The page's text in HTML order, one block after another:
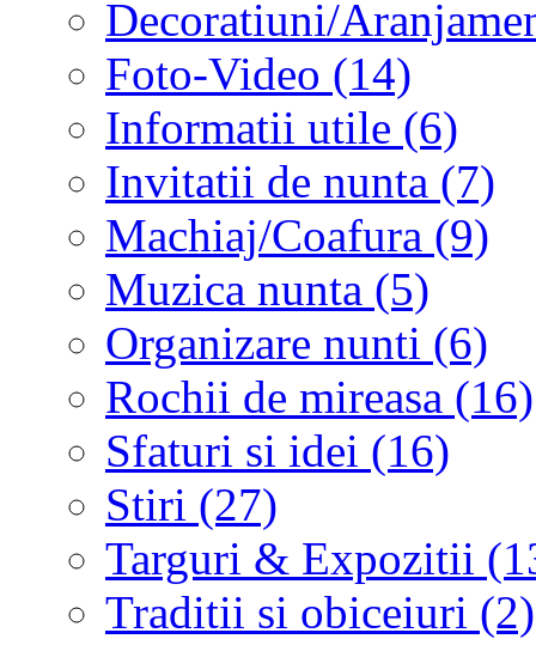
Decoratiuni/
Foto-Video (14)
Informatii utile (6)
Invitatii de nunta (7)
Machiaj/Coafura (9)
Muzica nunta (5)
Organizare nunti (6)
Rochii de mireasa (16)
Sfaturi si idei (16)
Stiri (27)
Targuri & Expozitii
Traditii si obiceiuri (2)